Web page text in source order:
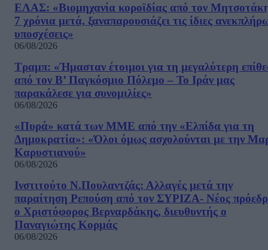
ΕΛΑΣ: «Βιομηχανία κοροϊδίας από τον
7 χρόνια μετά, ξαναπαρουσιάζει τις ίδιες
υποσχέσεις»
06/08/2026
Τραμπ: «Ήμασταν έτοιμοι για τη μεγαλύτερη
από τον Β’ Παγκόσμιο Πόλεμο – Το Ιράν μας
παρακάλεσε για συνομιλίες»
06/08/2026
«Πυρά» κατά των ΜΜΕ από την «Ελπίδα για τη
Δημοκρατία»: «Όλοι όμως ασχολούνται με την
Καρυστιανού»
06/08/2026
Ινστιτούτο Ν.Πουλαντζάς: Αλλαγές μετά την
παραίτηση Ρεπούση από τον ΣΥΡΙΖΑ- Νέος
ο Χριστόφορος Βερναρδάκης, διευθυντής ο
Παναγιώτης Κορμάς
06/08/2026